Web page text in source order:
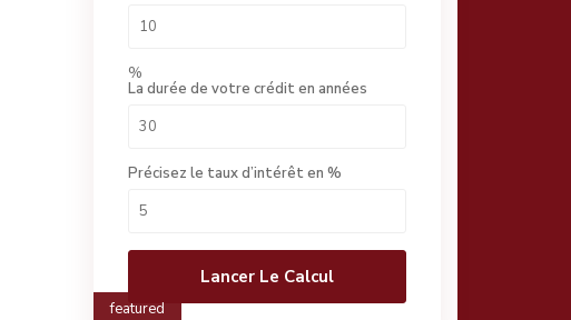
%
La durée de votre crédit en années
Précisez le taux d’intérêt en %
Lancer Le Calcul
featured